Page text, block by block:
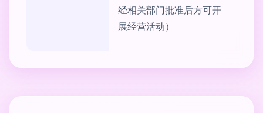
经相关部门批准后方可开
展经营活动）